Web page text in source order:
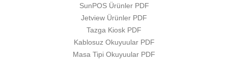
SunPOS Ürünler PDF
Jetview Ürünler PDF
Tazga Kiosk PDF
Kablosuz Okuyuular PDF
Masa Tipi Okuyuular PDF